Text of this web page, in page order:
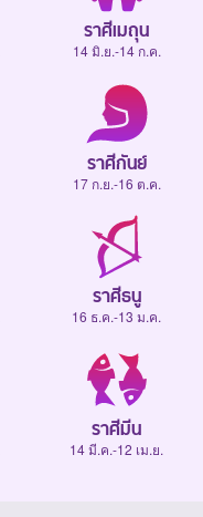
ราศีเมถุน
14 มิ.ย.-14 ก.ค.
ราศีกันย์
17 ก.ย.-16 ต.ค.
ราศีธนู
16 ธ.ค.-13 ม.ค.
ราศีมีน
14 มี.ค.-12 เม.ย.